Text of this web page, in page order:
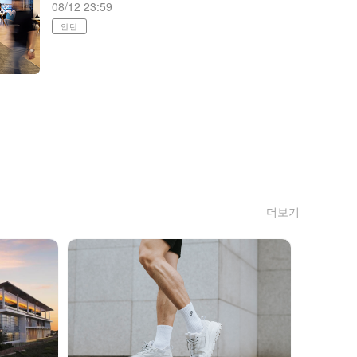
08/12 23:59
인턴
더보기